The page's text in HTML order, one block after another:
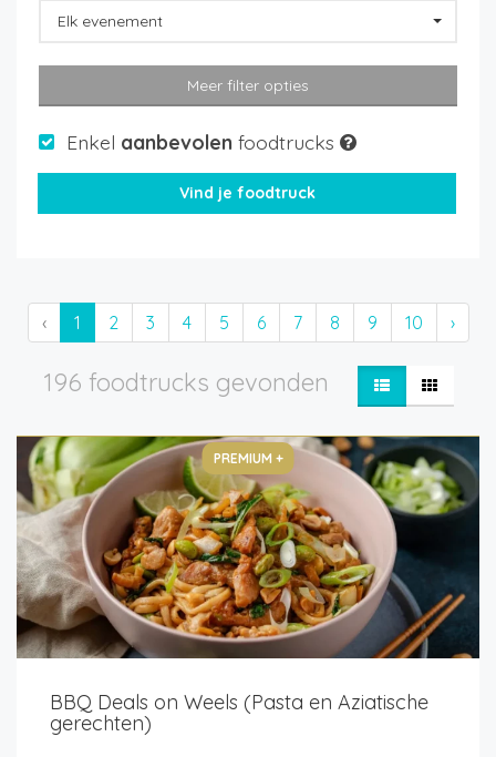
Elk evenement
Meer filter opties
Enkel aanbevolen foodtrucks
‹ 1 2 3 4 5 6 7 8 9 10 ›
196 foodtrucks gevonden
PREMIUM +
BBQ Deals on Weels (Pasta en Aziatische
gerechten)